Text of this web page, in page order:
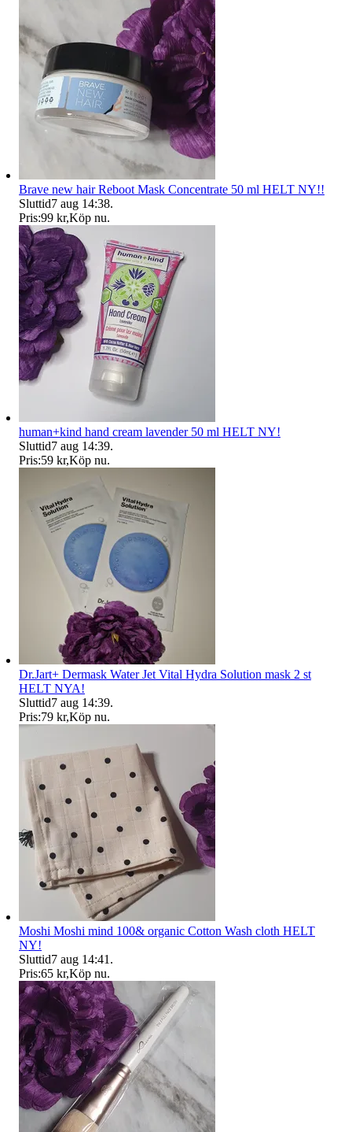
Brave new hair Reboot Mask Concentrate 50 ml HELT NY!!
Sluttid7 aug 14:38.
Pris:99 kr,Köp nu.
human+kind hand cream lavender 50 ml HELT NY!
Sluttid7 aug 14:39.
Pris:59 kr,Köp nu.
Dr.Jart+ Dermask Water Jet Vital Hydra Solution mask 2 st
HELT NYA!
Sluttid7 aug 14:39.
Pris:79 kr,Köp nu.
Moshi Moshi mind 100& organic Cotton Wash cloth HELT
NY!
Sluttid7 aug 14:41 .
Pris:65 kr,Köp nu.